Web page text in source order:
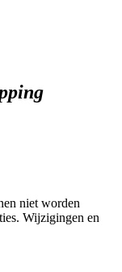
niet worden
Wijzigingen en